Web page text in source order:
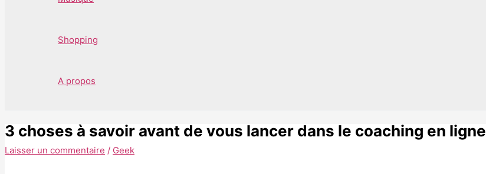
Shopping
A propos
3 choses à savoir avant de vous lancer dans le coaching en ligne
Laisser un commentaire / Geek